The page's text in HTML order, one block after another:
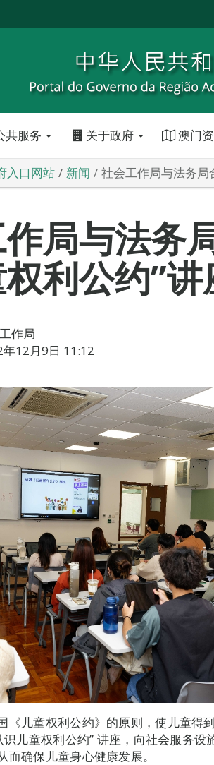
共服务 关于政府 澳门
入口网站 新闻 社会工作局与法务局
局与法务
利公约”讲
作局
12月9日 11:12
《儿童权利公约》的原则，使儿童得
识儿童权利公约” 讲座，向社会服务
而确保儿童身心健康发展。